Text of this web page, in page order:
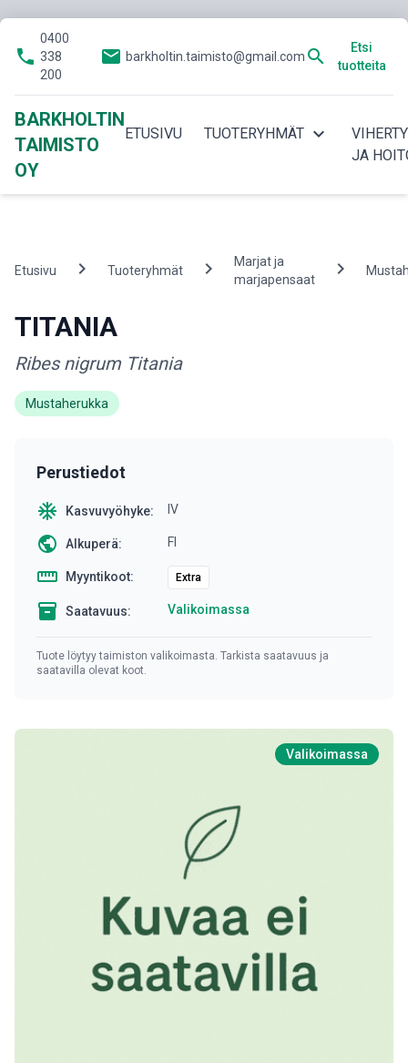
phone
0400
338
200
email barkholtin.taimisto@gmail.com search
Etsi
tuotteita
BARKHOLTIN
TAIMISTO
OY
ETUSIVU TUOTERYHMÄT expand_more
JA
Etusivu chevron_right Tuoteryhmät chevron_right
Marjat ja
marjapensaat
chevron_right
TITANIA
Ribes nigrum Titania
Mustaherukka
Perustiedot
ac_unit Kasvuvyöhyke: IV
public Alkuperä: FI
straighten Myyntikoot: Extra
inventory Saatavuus: Valikoimassa
Tuote löytyy taimiston valikoimasta. Tarkista saatavuus ja
saatavilla olevat koot.
Valikoimassa